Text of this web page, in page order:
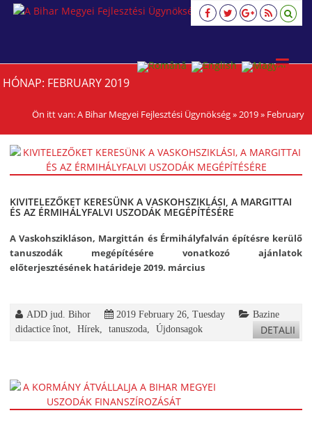
A
viziune,
acţiune
HÓNAP: FEBRUARY 2019
Ön itt van:A Bihar Megyei Fejlesztési Ügynökség»2019» February
KIVITELEZŐKET KERESÜNK A VASKOHSZIKLÁSI, A MARGITTAI
ÉS AZ ÉRMIHÁLYFALVI USZODÁK MEGÉPÍTÉSÉRE
A Vaskohszikláson, Margittán és Érmihályfalván építésre kerülő
tanuszodák megépítésére vonatkozó ajánlatok
előterjesztésének határideje 2019. március
ADD jud. Bihor 2019 February 26, Tuesday
Bazine
didactice înot
Hírek tanuszoda Újdonsagok DETALII